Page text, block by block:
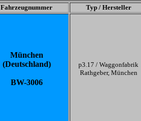
Fahrzeugnummer Typ / Hersteller
München
(Deutschland)
BW-3006
p3.17 / Waggonfabrik
Rathgeber, München